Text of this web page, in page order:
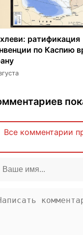
ратификация
по Каспию
Все комментарии